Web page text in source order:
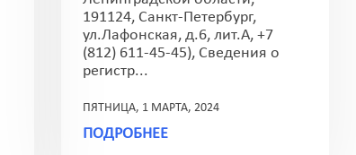
191124, Санкт-Петербург,
ул.Лафонская, д.6, лит.А, +7
(812) 611-45-45), Сведения о
регистр...
ПЯТНИЦА, 1 МАРТА, 2024
ПОДРОБНЕЕ